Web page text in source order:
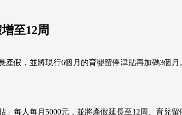
至12周
假，並將現行6個月的育嬰留停津貼再加碼3個
每人每月5000元，並將產假延長至12周、育兒